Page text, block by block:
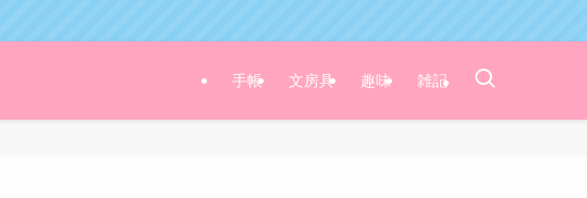
手帳 文房具 趣味 雑記